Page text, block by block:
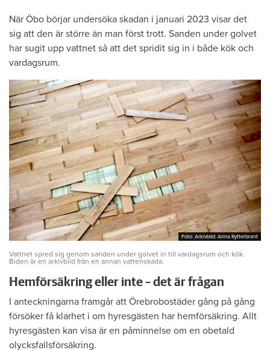
När Öbo börjar undersöka skadan i januari 2023 visar det
sig att den är större än man först trott. Sanden under golvet
har sugit upp vattnet så att det spridit sig in i både kök och
vardagsrum.
Foto: Arkivbild: Anna Rytterbrant
Foto: Arkivbild: Anna Rytterbrant
Vattnet spred sig genom sanden under golvet in till vardagsrum och kök.
Biden är en arkivbild från en annan vattenskada.
Hemförsäkring eller inte – det är frågan
I anteckningarna framgår att Örebrobostäder gång på gång
försöker få klarhet i om hyresgästen har hemförsäkring. Allt
hyresgästen kan visa är en påminnelse om en obetald
olycksfallsförsäkring.